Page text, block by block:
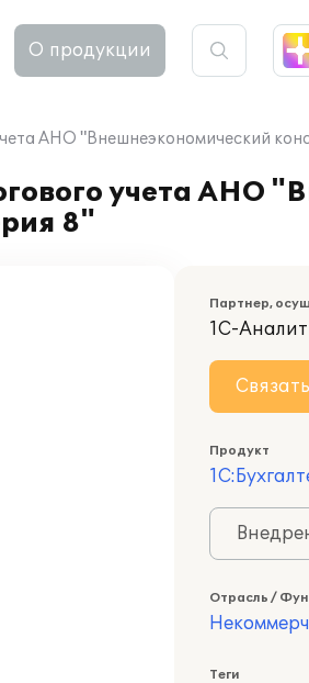
О продукции
АНО "Внешнеэкономический
учета АНО
8"
Партнер,
1С-
Продукт
Отрасль /
Теги